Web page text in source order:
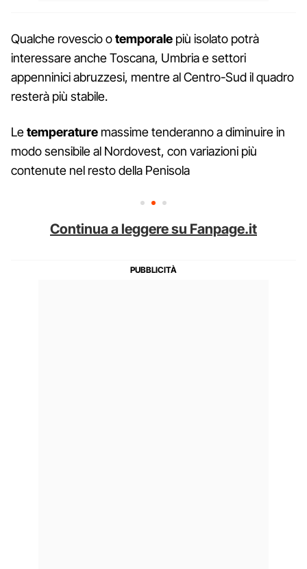
Qualche rovescio otemporale più isolato potrà
interessare anche Toscana, Umbria e settori
appenninici abruzzesi, mentre al Centro-Sud il quadro
resterà più stabile.
Letemperature massime tenderanno a diminuire in
modo sensibile al Nordovest, con variazioni più
contenute nel resto della Penisola
Continua a leggere su Fanpage.it